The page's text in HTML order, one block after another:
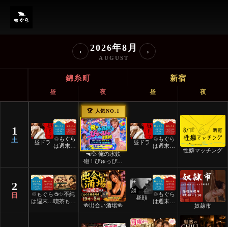
ノンハプバーもぐら イベント
‹ 2026年8月
AUGUST
›
錦糸町 新宿
昼 夜 昼 夜
1
土 昼ドラ
♲もぐら
は週末祝
🏆 人気NO.1
🔫💦 俺の水鉄
砲！ぴゅっぴゅ
2026 💦🔫
昼ドラ
♲もぐら
は週末祝
性癖マッチング
2
日
♲もぐら
は週末祝
☕️✨不純
喫茶もぐ
🍻出会い酒場🍻
昼顔
♲もぐら
は週末祝
奴隷市